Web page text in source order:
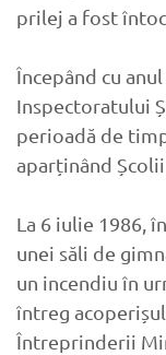
prilej a fost
Începând cu
Inspectoratului
perioadă de
aparținând
La 6 iulie 1986,
unei săli de
un incendiu în
întreg
Întreprinderii